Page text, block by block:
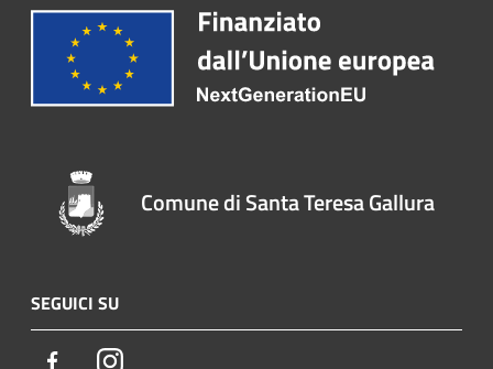
Comune di Santa Teresa Gallura
SEGUICI SU
FacebookInstagram